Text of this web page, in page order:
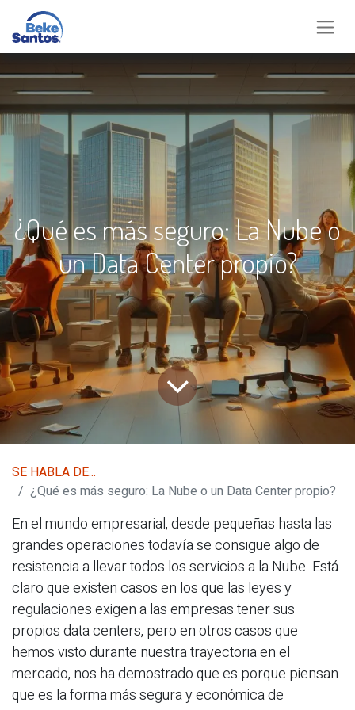
¿Qué es más seguro: La Nube o
un Data Center propio?
SE HABLA DE...
¿Qué es más seguro: La Nube o un Data Center propio?
En el mundo empresarial, desde pequeñas hasta las
grandes operaciones todavía se consigue algo de
resistencia a llevar todos los servicios a la Nube. Está
claro que existen casos en los que las leyes y
regulaciones exigen a las empresas tener sus
propios data centers, pero en otros casos que
hemos visto durante nuestra trayectoria en el
mercado, nos ha demostrado que es porque piensan
que es la forma más segura y económica de